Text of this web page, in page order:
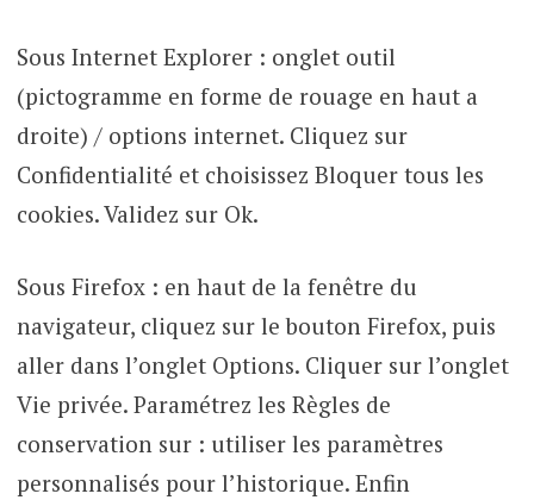
Sous Internet Explorer : onglet outil
(pictogramme en forme de rouage en haut a
droite) / options internet. Cliquez sur
Confidentialité et choisissez Bloquer tous les
cookies. Validez sur Ok.
Sous Firefox : en haut de la fenêtre du
navigateur, cliquez sur le bouton Firefox, puis
aller dans l’onglet Options. Cliquer sur l’onglet
Vie privée. Paramétrez les Règles de
conservation sur : utiliser les paramètres
personnalisés pour l’historique. Enfin